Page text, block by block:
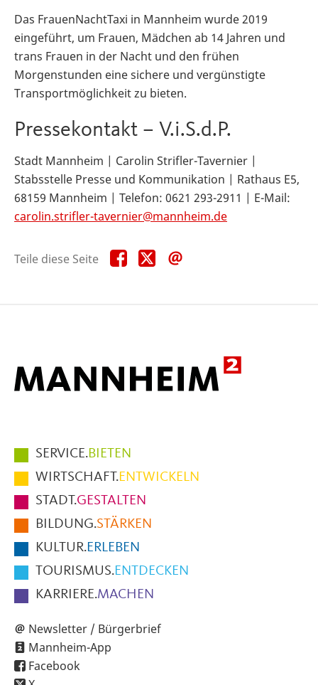
Das FrauenNachtTaxi in Mannheim wurde 2019
eingeführt, um Frauen, Mädchen ab 14 Jahren und
trans Frauen in der Nacht und den frühen
Morgenstunden eine sichere und vergünstigte
Transportmöglichkeit zu bieten.
Pressekontakt – V.i.S.d.P.
Stadt Mannheim | Carolin Strifler-Tavernier |
Stabsstelle Presse und Kommunikation | Rathaus E5,
68159 Mannheim | Telefon: 0621 293-2911 | E-Mail:
carolin.strifler-tavernier@mannheim.de
Teile diese Seite Teile
diese
Teile
diese
Hauptmenüpunkte
im
Fußbereich
der
Seite
SERVICE.BIETEN
WIRTSCHAFT.ENTWICKELN
STADT.GESTALTEN
BILDUNG.STÄRKEN
KULTUR.ERLEBEN
TOURISMUS.ENTDECKEN
KARRIERE.MACHEN
Newsletter / Bürgerbrief
Mannheim-App
Facebook